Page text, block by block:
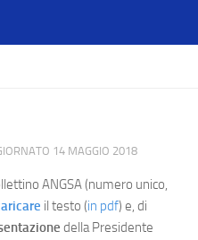
14 MAGGIO 2018
ANGSA (numero unico,
il testo (in pdf) e, di
della Presidente